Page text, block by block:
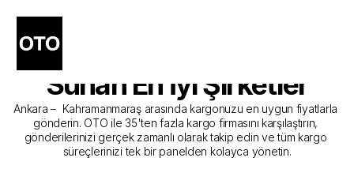
Ankara - Kahramanmaraş
Kargo Gönderim Hizmeti
Sunan En İyi Şirketler
Ankara –  Kahramanmaraş arasında kargonuzu en uygun fiyatlarla
gönderin. OTO ile 35'ten fazla kargo firmasını karşılaştırın,
gönderilerinizi gerçek zamanlı olarak takip edin ve tüm kargo
süreçlerinizi tek bir panelden kolayca yönetin.